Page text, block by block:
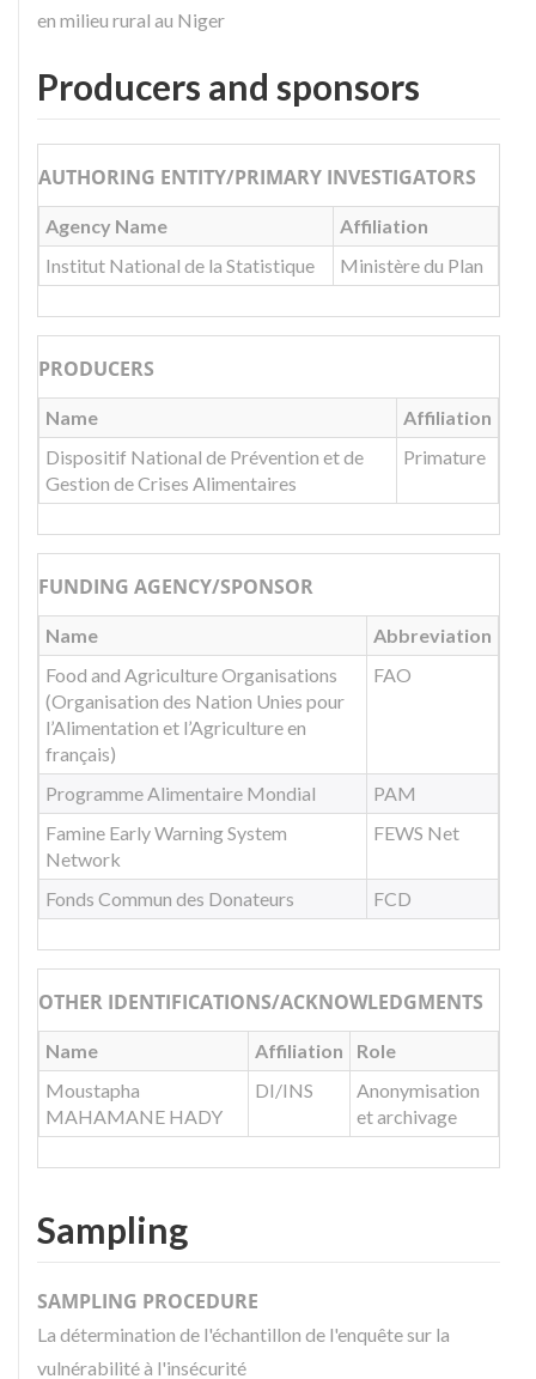
en milieu rural au Niger
Producers and sponsors
AUTHORING ENTITY/PRIMARY INVESTIGATORS
Agency Name
Affiliation
Institut National de la Statistique
Ministère du Plan
PRODUCERS
Name
Affiliation
Dispositif National de Prévention et de
Gestion de Crises Alimentaires
Primature
FUNDING AGENCY/SPONSOR
Name
Abbreviation
Food and Agriculture Organisations
(Organisation des Nation Unies pour
l’Alimentation et l’Agriculture en
français)
FAO
Programme Alimentaire Mondial
PAM
Famine Early Warning System
Network
FEWS Net
Fonds Commun des Donateurs FCD
OTHER IDENTIFICATIONS/ACKNOWLEDGMENTS
Name Affiliation
Role
Moustapha
MAHAMANE HADY
DI/INS
Anonymisation
et archivage
Sampling
SAMPLING PROCEDURE
La détermination de l'échantillon de l'enquête sur la
vulnérabilité à l'insécurité